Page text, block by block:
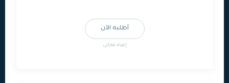
أطلبه الآن
إعداد مجاني